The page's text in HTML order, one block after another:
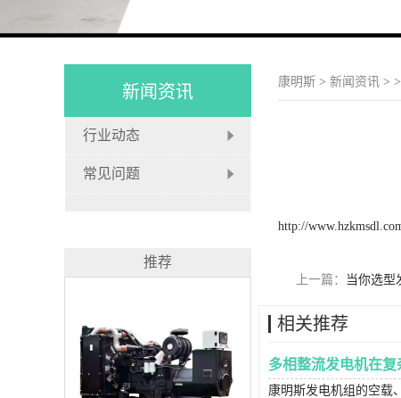
康明斯 > 新闻资讯 >
http://
上一篇： 当你选型
相关推荐
多相整流发电机在
康明斯发电机组的空载
新闻资讯
行业动态
常见问题
推荐